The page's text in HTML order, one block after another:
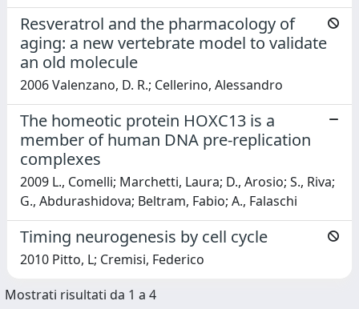
Resveratrol and the pharmacology of
aging: a new vertebrate model to validate
an old molecule
2006 Valenzano, D. R.; Cellerino, Alessandro
The homeotic protein HOXC13 is a
member of human DNA pre-replication
complexes
2009 L., Comelli; Marchetti, Laura; D., Arosio; S., Riva;
G., Abdurashidova; Beltram, Fabio; A., Falaschi
Timing neurogenesis by cell cycle
2010 Pitto, L; Cremisi, Federico
Mostrati risultati da 1 a 4